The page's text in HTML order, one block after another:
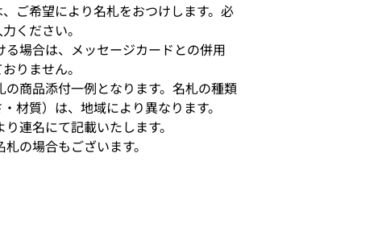
ご希望により名札をおつけします。必
ください。
場合は、メッセージカードとの併用
りません。
商品添付一例となります。名札の種類
・材質）は、地域により異なります。
連名にて記載いたします。
の場合もございます。